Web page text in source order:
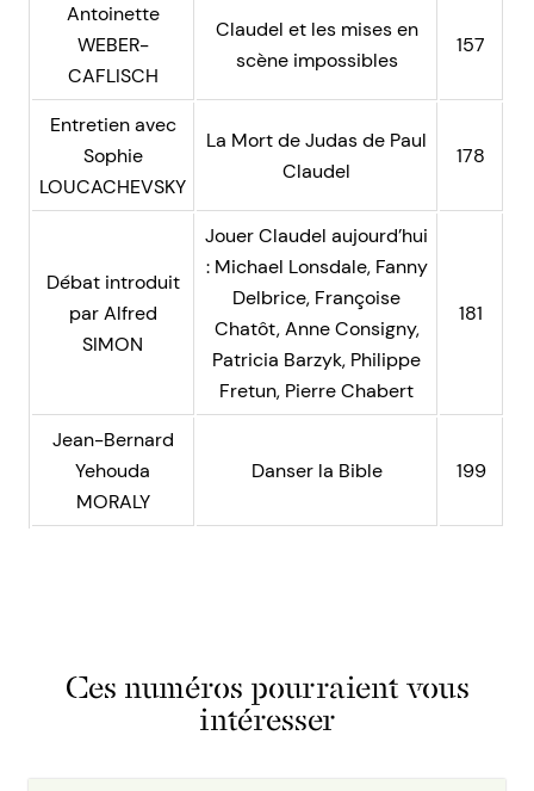
Antoinette
WEBER-
CAFLISCH
Claudel et les mises en
scène impossibles
157
Entretien avec
Sophie
LOUCACHEVSKY
La Mort de Judas de Paul
Claudel
178
Débat introduit
par Alfred
SIMON
Jouer Claudel aujourd’hui
: Michael Lonsdale, Fanny
Delbrice, Françoise
Chatôt, Anne Consigny,
Patricia Barzyk, Philippe
Fretun, Pierre Chabert
181
Jean-Bernard
Yehouda
MORALY
Danser la Bible 199
Ces numéros pourraient vous
intéresser